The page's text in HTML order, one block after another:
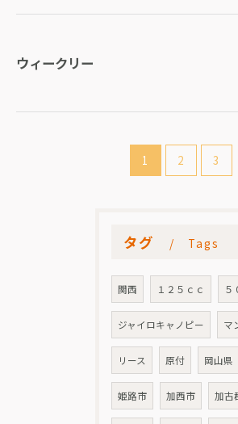
ウィークリー
1 2 3
タグ Tags
関西 １２５ｃｃ ５
ジャイロキャノピー マ
リース 原付 岡山県
姫路市 加西市 加古